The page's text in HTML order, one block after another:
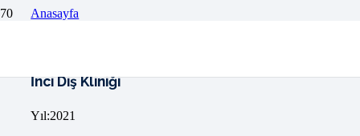
Anasayfa
İnci Diş Kliniği
Yıl:2021